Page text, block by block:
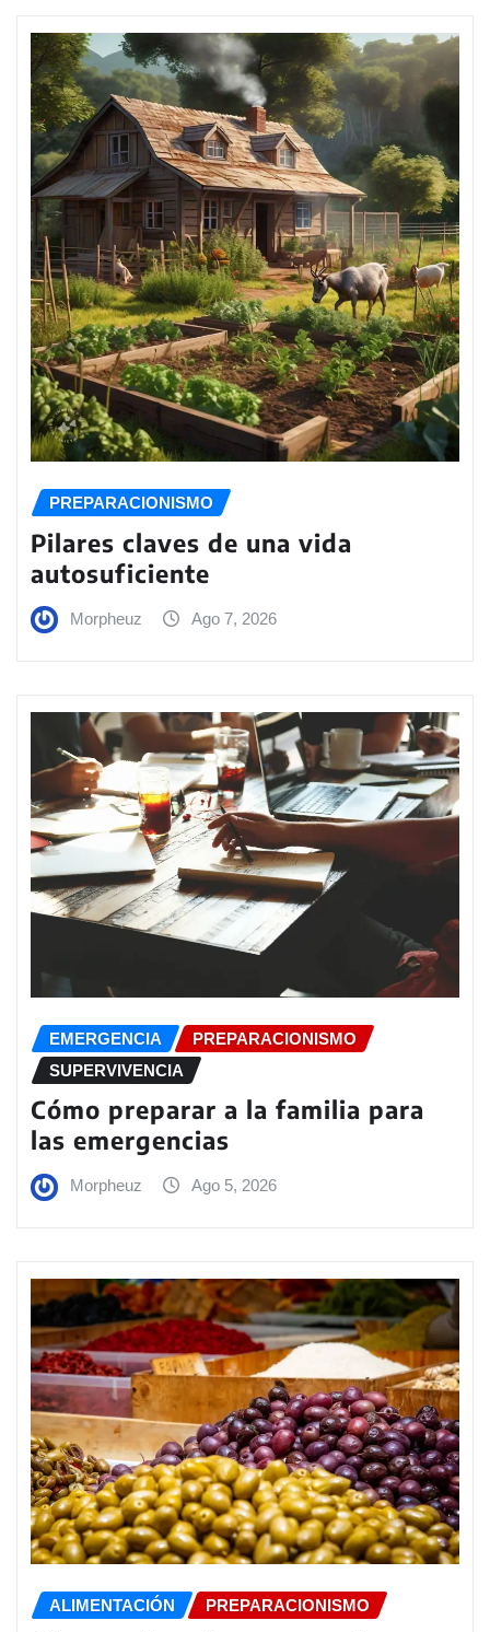
PREPARACIONISMO
Pilares claves de una vida
autosuficiente
Morpheuz Ago 7, 2026
EMERGENCIA
PREPARACIONISMO
SUPERVIVENCIA
Cómo preparar a la familia para
las emergencias
Morpheuz Ago 5, 2026
ALIMENTACIÓN PREPARACIONISMO